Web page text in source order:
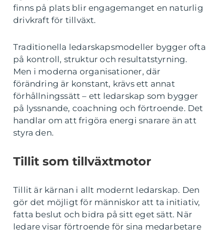
finns på plats blir engagemanget en naturlig
drivkraft för tillväxt.
Traditionella ledarskapsmodeller bygger ofta
på kontroll, struktur och resultatstyrning.
Men i moderna organisationer, där
förändring är konstant, krävs ett annat
förhållningssätt – ett ledarskap som bygger
på lyssnande, coachning och förtroende. Det
handlar om att frigöra energi snarare än att
styra den.
Tillit som tillväxtmotor
Tillit är kärnan i allt modernt ledarskap. Den
gör det möjligt för människor att ta initiativ,
fatta beslut och bidra på sitt eget sätt. När
ledare visar förtroende för sina medarbetare